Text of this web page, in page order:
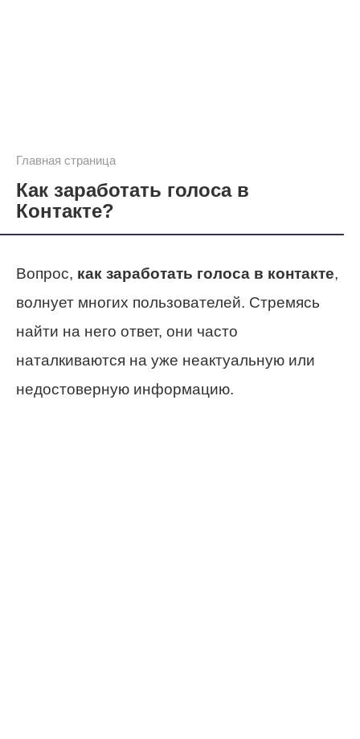
Главная страница
Как заработать голоса в
Контакте?
Вопрос, как заработать голоса в контакте,
волнует многих пользователей. Стремясь
найти на него ответ, они часто
наталкиваются на уже неактуальную или
недостоверную информацию.